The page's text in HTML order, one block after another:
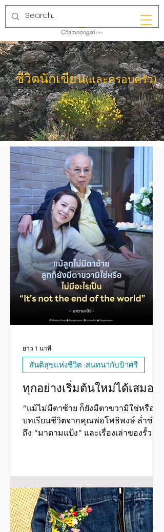
ชีวิตนักเขียน(และครอบครัว)
ทุกอย่างเริ่มต้นใหม่ได้เสมอ
“แม้ไม่มีตาซ้าย ก็ยังมีตาขวามิใช่หรือ” ​
บทเรียนชีวิตจากคุณพ่อโพธิพงษ์ ล่ำซำ
ถึง “มาดามแป้ง” และเรื่องเล่าของรั้ว
สันติสุขแห่งชีวิต :สนทนากับป้าศรี
ยาว 1 นาที